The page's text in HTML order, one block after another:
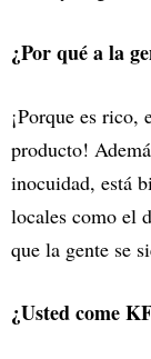
¿Por qué a la
¡Porque es rico,
producto!
inocuidad, está
locales como el
que la gente se
¿Usted come